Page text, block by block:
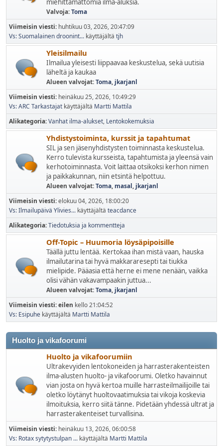
miehittämättömiä ilma-aluksia.
Valvoja:Toma
Viimeisin viesti: huhtikuu 03, 2026, 20:47:09
Vs: Suomalainen droonint... käyttäjältä tjh
Yleisilmailu
Ilmailua yleisesti liippaavaa keskustelua, sekä uutisia
läheltä ja kaukaa
Alueen valvojat:Toma, jkarjanl
Viimeisin viesti: heinäkuu 25, 2026, 10:49:29
Vs: ARC Tarkastajat käyttäjältä Martti Mattila
Alikategoria Vanhat ilma-alukset Lentokokemuksia
Yhdistystoiminta, kurssit ja tapahtumat
SIL ja sen jäsenyhdistysten toiminnasta keskustelua.
Kerro tulevista kursseista, tapahtumista ja yleensä vain
kerhotoiminnasta. Voit laittaa otsikoksi kerhon nimen
ja paikkakunnan, niin etsintä helpottuu.
Alueen valvojat:Toma, masal, jkarjanl
Viimeisin viesti:elokuu 04, 2026, 18:00:20
Vs: Ilmailupäivä Ylivies... käyttäjältä teacdance
Alikategoria Tiedotuksia ja kommentteja
Off-Topic – Huumoria löysäpipoisille
Täällä juttu lentää. Kertokaa ihan mistä vaan, hauska
ilmailutarina tai hyvä makkararesepti tai tiukka
mielipide. Pääasia että herne ei mene nenään, vaikka
olisi vähän vakavampaakin juttua...
Alueen valvojat:Toma, jkarjanl
Viimeisin viesti:eilen kello 21:04:52
Vs: Esipuhe käyttäjältä Martti Mattila
Huolto ja vikafoorumi
Huolto ja vikafoorumiin
Ultrakevyiden lentokoneiden ja harrasterakenteisten
ilma-alusten huolto- ja vikafoorumi. Oletko havainnut
vian josta on hyvä kertoa muille harrasteilmailijoille tai
oletko löytänyt huoltovaatimuksia tai vikoja koskevia
ilmoituksia, kerro siitä tänne. Pidetään yhdessä ultrat ja
harrasterakenteiset turvallisina.
Viimeisin viesti: heinäkuu 13, 2026, 06:00:58
Vs: Rotax sytytystulpan ... käyttäjältä Martti Mattila